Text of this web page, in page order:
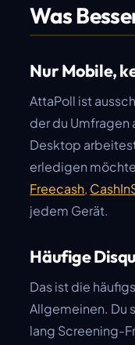
Was
Nur Mobile,
AttaPoll ist
der du Umfragen
Desktop
erledigen
Freecash,
jedem Gerät.
Häufige
Das ist die
Allgemeinen. Du
lang Screening-